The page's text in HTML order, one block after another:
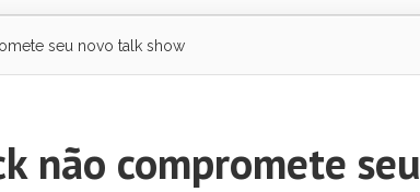
seu novo talk show
não compromete seu